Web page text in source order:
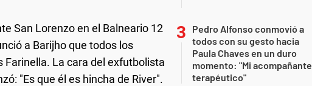
San Lorenzo en el Balneario 12
a Barijho que todos los
Farinella. La cara del exfutbolista
"Es que él es hincha de River".
Pedro Alfonso conmovió a
todos con su gesto hacia
Paula Chaves en un duro
momento: "Mi acompañante
terapéutico"